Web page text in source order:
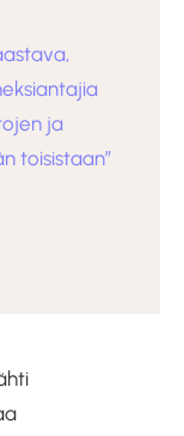
ja
toisistaan”